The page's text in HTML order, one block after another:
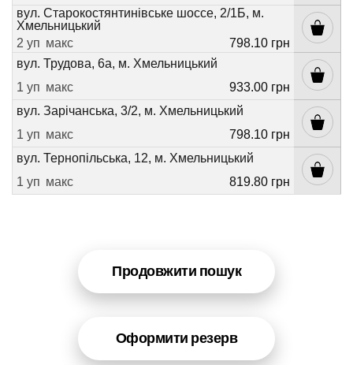
вул. Старокостянтинівське шоссе, 2/1Б, м.
Хмельницький
2 уп макс
798.10 грн
вул. Трудова, 6а, м. Хмельницький
1 уп макс
933.00 грн
вул. Зарічанська, 3/2, м. Хмельницький
1 уп макс
798.10 грн
вул. Тернопільська, 12, м. Хмельницький
1 уп макс 819.80 грн
Продовжити пошук
Оформити резерв